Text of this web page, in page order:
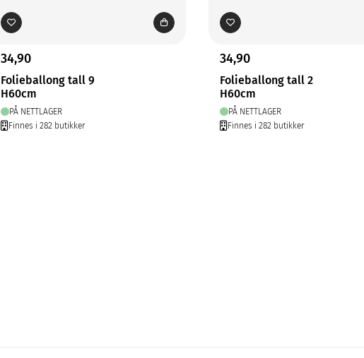
34,90
Folieballong tall 9
H60cm
PÅ NETTLAGER
Finnes i 282 butikker
34,90
Folieballong tall 2
H60cm
PÅ NETTLAGER
Finnes i 282 butikker